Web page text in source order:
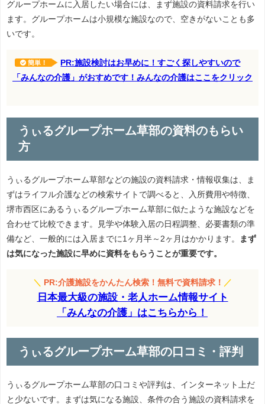
グループホームに入居したい場合には、まず施設の資料請求を行い
ます。グループホームは小規模な施設なので、空きがないことも多
いです。
簡単！
PR:施設検討はお早めに！すごく探しやすいので
「みんなの介護」がおすめです！みんなの介護はここをクリック
うぃるグループホーム草部の資料のもらい
方
うぃるグループホーム草部などの施設の資料請求・情報収集は、ま
ずはライフル介護などの検索サイトで調べると、入所費用や特徴、
堺市西区にあるうぃるグループホーム草部に似たような施設などを
合わせて比較できます。見学や体験入居の日程調整、必要書類の準
備など、一般的には入居までに1ヶ月半～2ヶ月はかかります。
まず
は気になった施設に早めに資料をもらうことが重要です。
＼ PR:介護施設をかんたん検索！無料で資料請求！ ／
日本最大級の施設・老人ホーム情報サイト
「みんなの介護」はこちらから！
うぃるグループホーム草部の口コミ・評判
うぃるグループホーム草部の口コミや評判は、インターネット上だ
と少ないです。まずは気になる施設、条件の合う施設の資料請求を